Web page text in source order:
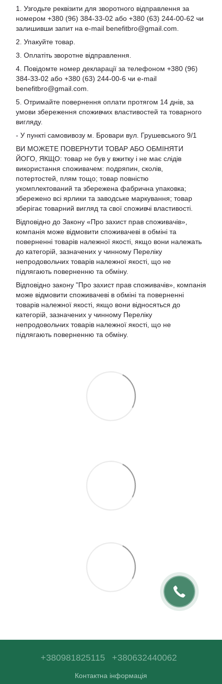
1. Узгодьте реквізити для зворотного відправлення за
номером +380 (96) 384-33-02 або +380 (63) 244-00-62 чи
залишивши запит на e-mail benefitbro@gmail.com
2. Упакуйте товар.
3. Оплатіть зворотне відправлення.
4. Повідомте номер декларації за телефоном +380 (96)
384-33-02 або +380 (63) 244-00-6 чи e-mail
benefitbro@gmail.com
5. Отримайте повернення оплати протягом 14 днів, за
умови збереження споживчих властивостей та товарного
вигляду.
- У пункті самовивозу м. Бровари вул. Грушевського 9/1
ВИ МОЖЕТЕ ПОВЕРНУТИ ТОВАР АБО ОБМІНЯТИ
ЙОГО, ЯКЩО: товар не був у вжитку і не має слідів
використання споживачем: подряпин, сколів,
потертостей, плям тощо; товар повністю
укомплектований та збережена фабрична упаковка;
збережено всі ярлики та заводське маркування; товар
зберігає товарний вигляд та свої споживчі властивості.
Відповідно до Закону «Про захист прав споживачів»,
компанія може відмовити споживачеві в обміні та
поверненні товарів належної якості, якщо вони належать
до категорій, зазначених у чинному Переліку
непродовольчих товарів належної якості, що не
підлягають поверненню та обміну.
Відповідно закону "Про захист прав споживачів» , компанія
може відмовити споживачеві в обміні та поверненні
товарів належної якості, якщо вони відносяться до
категорій, зазначених у чинному Переліку
непродовольчих товарів належної якості, що не
підлягають поверненню та обміну.
+380981825115 +380632440062
Контактна інформація